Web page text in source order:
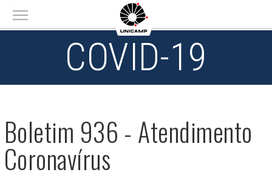
Main menu
COVID-19
Boletim 936 - Atendimento
Coronavírus